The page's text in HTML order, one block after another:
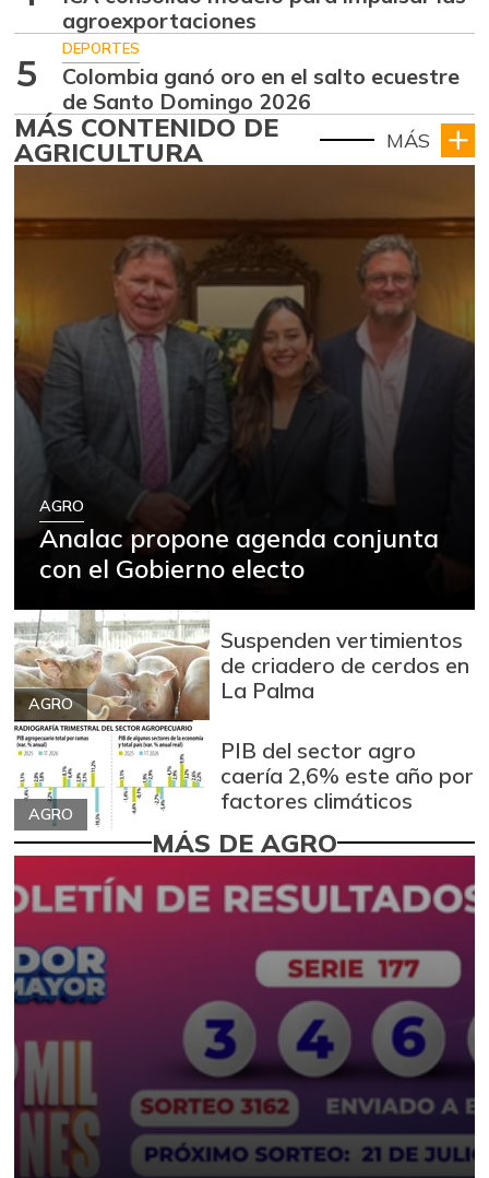
agroexportaciones
5
DEPORTES
Colombia ganó oro en el salto ecuestre
de Santo Domingo 2026
MÁS CONTENIDO DE
AGRICULTURA MÁS
AGRO
Analac propone agenda conjunta
con el Gobierno electo
AGRO
Suspenden vertimientos
de criadero de cerdos en
La Palma
AGRO
PIB del sector agro
caería 2,6% este año por
factores climáticos
MÁS DE AGRO